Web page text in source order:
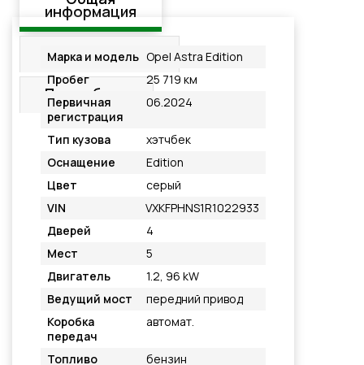
информация
Оборудование
Подробнее
Марка и модель Opel Astra Edition
Пробег
25 719 км
Первичная
регистрация
06.2024
Тип кузова
хэтчбек
Оснащение
Edition
Цвет
серый
VIN
VXKFPHNS1R1022933
Дверей
4
Мест
5
Двигатель
1.2, 96 kW
Ведущий мост
передний привод
Коробка
передач
автомат.
Топливо
бензин